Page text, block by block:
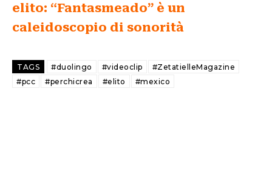
elito: “Fantasmeado” è un
caleidoscopio di sonorità
TAGS #duolingo #videoclip
#ZetatielleMagazine
#pcc
#perchicrea #elito #mexico